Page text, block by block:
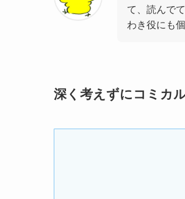
て、読んで
わき役にも
深く考えずにコミカ